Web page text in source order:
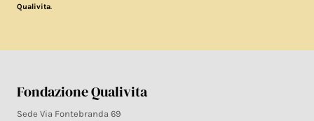
Qualivita.
Fondazione Qualivita
Sede Via Fontebranda 69